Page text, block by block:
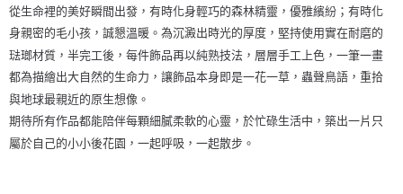
從生命裡的美好瞬間出發，有時化身輕巧的森林精靈，優雅繽紛；有時化
身親密的毛小孩，誠懇溫暖。為沉澱出時光的厚度，堅持使用實在耐磨的
琺瑯材質，半完工後，每件飾品再以純熟技法，層層手工上色，一筆一畫
都為描繪出大自然的生命力，讓飾品本身即是一花一草，蟲聲鳥語，重拾
與地球最親近的原生想像。
期待所有作品都能陪伴每顆細膩柔軟的心靈，於忙碌生活中，築出一片只
屬於自己的小小後花園，一起呼吸，一起散步。